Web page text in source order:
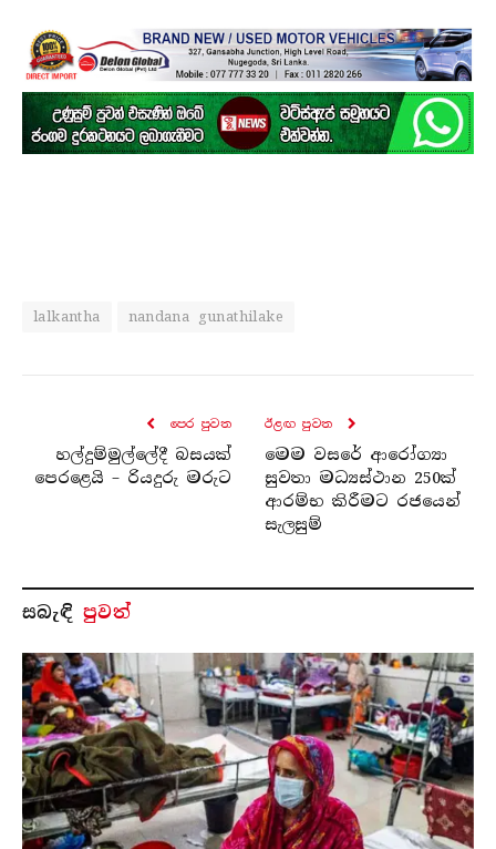
lalkantha nandana gunathilake
පෙර පුව​ත
හල්දුම්මුල්ලේදී බසයක්
පෙරළෙයි – රියදුරු මරුට
ඊළඟ පුව​ත
මෙම වසරේ ආරෝග්‍යා
සුවතා මධ්‍යස්ථාන 250ක්
ආරම්භ කිරීමට රජයෙන්
සැලසුම්
සබැ​ඳි පුවත්